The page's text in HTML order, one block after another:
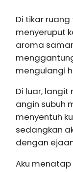
Di tikar
menyeruput
aroma
mengulangi
Di luar, langit
angin subuh
menyentuh
sedangkan
dengan
Aku